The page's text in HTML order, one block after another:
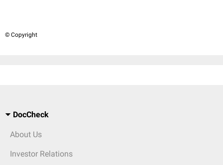
© Copyright
DocCheck
About Us
Investor Relations